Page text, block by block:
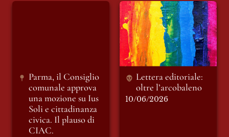
Parma, il Consiglio
Parma, il Consiglio
comunale approva
una mozione su Ius
Soli e cittadinanza
civica. Il plauso di
CIAC.
Lettera editoriale:
oltre l’arcobaleno
Lettera editoriale:
oltre l’arcobaleno
10/06/2026